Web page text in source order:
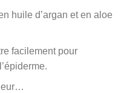
huile d’argan et en aloe
facilement pour